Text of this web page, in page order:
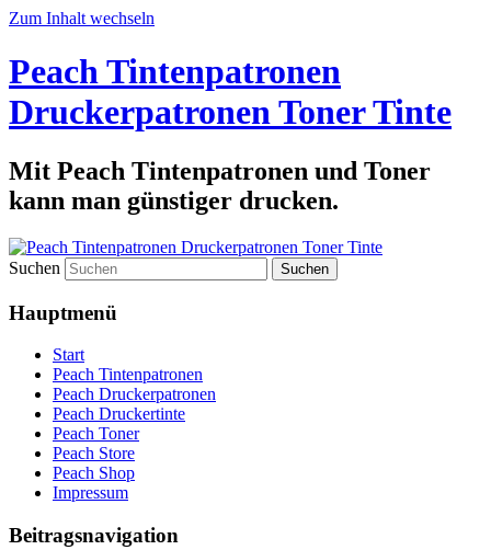
Zum Inhalt wechseln
Peach Tintenpatronen
Druckerpatronen Toner Tinte
Mit Peach Tintenpatronen und Toner
kann man günstiger drucken.
Suchen
Hauptmenü
Start
Peach Tintenpatronen
Peach Druckerpatronen
Peach Druckertinte
Peach Toner
Peach Store
Peach Shop
Impressum
Beitragsnavigation